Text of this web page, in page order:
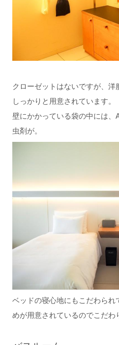
クローゼットはないですが、
しっかりと用意されています。
壁にかかっている袋の中には、
虫剤が。
ベッドの寝心地にもこだわられ
めが用意されているのでこだわ